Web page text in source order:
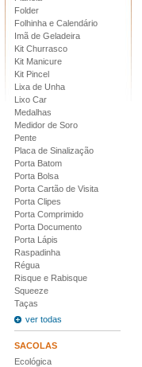
Folder
Folhinha e Calendário
Imã de Geladeira
Kit Churrasco
Kit Manicure
Kit Pincel
Lixa de Unha
Lixo Car
Medalhas
Medidor de Soro
Pente
Placa de Sinalização
Porta Batom
Porta Bolsa
Porta Cartão de Visita
Porta Clipes
Porta Comprimido
Porta Documento
Porta Lápis
Raspadinha
Régua
Risque e Rabisque
Squeeze
Taças
ver todas
SACOLAS
Ecológica